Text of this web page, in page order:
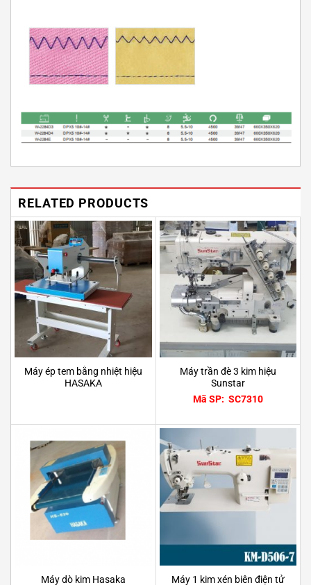
RELATED PRODUCTS
Máy ép tem bằng nhiệt hiệu
HASAKA
Máy trần đè 3 kim hiệu
Sunstar
Mã SP: SC7310
Máy dò kim Hasaka Máy 1 kim xén biên điện tử